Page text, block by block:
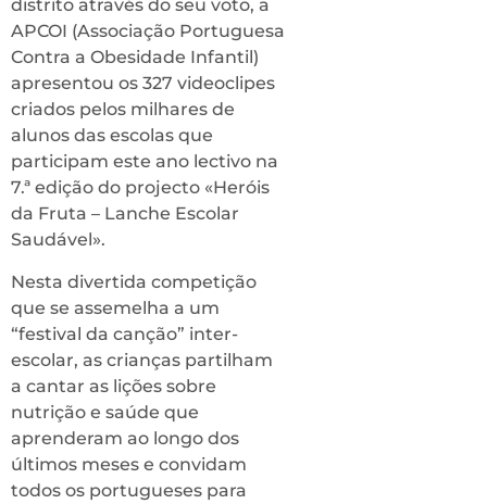
distrito através do seu voto, a
APCOI (Associação Portuguesa
Contra a Obesidade Infantil)
apresentou os 327 videoclipes
criados pelos milhares de
alunos das escolas que
participam este ano lectivo na
7.ª edição do projecto «Heróis
da Fruta – Lanche Escolar
Saudável».
Nesta divertida competição
que se assemelha a um
“festival da canção” inter-
escolar, as crianças partilham
a cantar as lições sobre
nutrição e saúde que
aprenderam ao longo dos
últimos meses e convidam
todos os portugueses para